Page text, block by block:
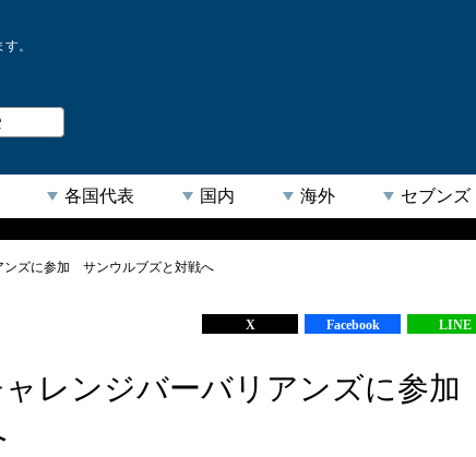
。
各国代表 国内 海外 セブンズ
ンズに参加 サンウルブズと対戦へ
X Facebook LINE
ャレンジバーバリアンズに参加